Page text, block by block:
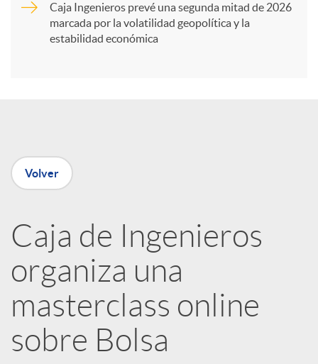
n
e
d
e
Caja Ingenieros prevé una segunda mitad de 2026
marcada por la volatilidad geopolítica y la
estabilidad económica
Volver
Caja de Ingenieros
organiza una
masterclass online
sobre Bolsa